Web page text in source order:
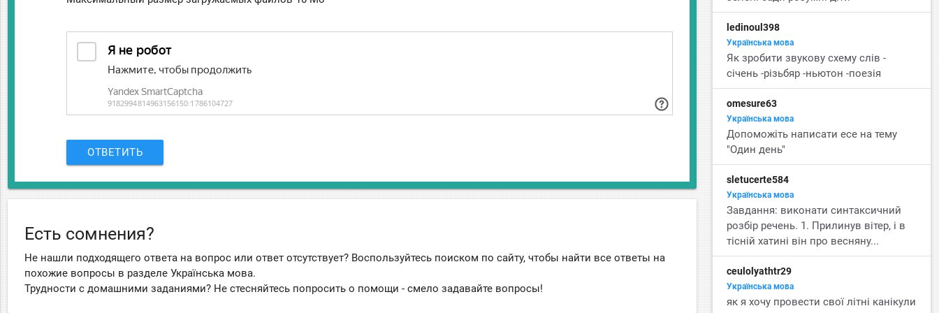
ОТВЕТИТЬ
Есть сомнения?
Не нашли подходящего ответа на вопрос или ответ отсутствует? Воспользуйтесь поиском по сайту, чтобы найти все ответы на
похожие вопросы в разделе Українська мова.
Трудности с домашними заданиями? Не стесняйтесь попросить о помощи - смело задавайте вопросы!
ledinoul398
Українська мова
Як зробити звукову схему слів -
січень -різьбяр -ньютон -поезія
omesure63
Українська мова
Допоможіть написати есе на тему
"Один день"
sletucerte584
Українська мова
Завдання: виконати синтаксичний
розбір речень. 1. Прилинув вітер, і в
тісній хатині він про весняну...
ceulolyathtr29
Українська мова
як я хочу провести свої літні канікули